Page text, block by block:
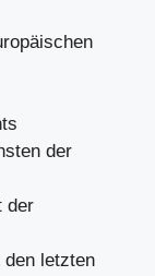
der
der
letzten